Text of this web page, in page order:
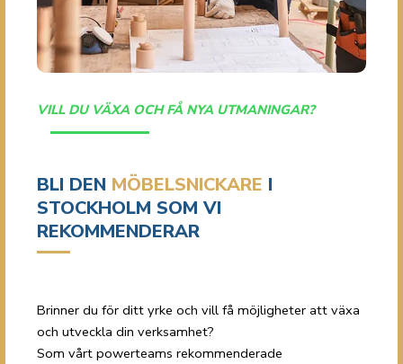
VILL DU VÄXA OCH FÅ NYA UTMANINGAR?
BLI DEN MÖBELSNICKARE I
STOCKHOLM SOM VI
REKOMMENDERAR
Brinner du för ditt yrke och vill få möjligheter att växa
och utveckla din verksamhet?
Som vårt powerteams rekommenderade